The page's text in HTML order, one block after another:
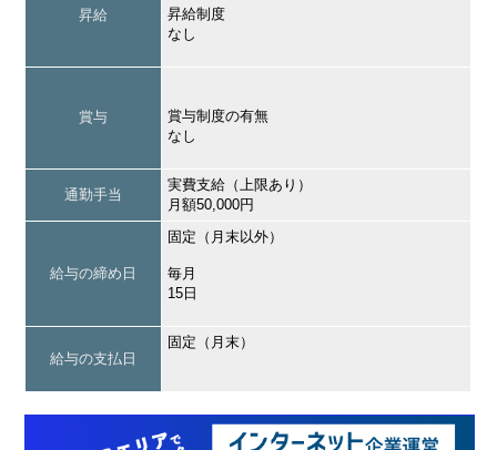
昇給
昇給制度
なし
賞与
賞与制度の有無
なし
通勤手当
実費支給（上限あり）
月額50,000円
給与の締め日
固定（月末以外）
毎月
15日
給与の支払日
固定（月末）